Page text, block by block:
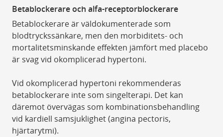
Betablockerare och alfa-receptorblockerare
Betablockerare är väldokumenterade som
blodtryckssänkare, men den morbiditets- och
mortalitetsminskande effekten jämfört med placebo
är svag vid okomplicerad hypertoni.
Vid okomplicerad hypertoni rekommenderas
betablockerare inte som singelterapi. Det kan
däremot övervägas som kombinationsbehandling
vid kardiell samsjuklighet (angina pectoris,
hjärtarytmi).